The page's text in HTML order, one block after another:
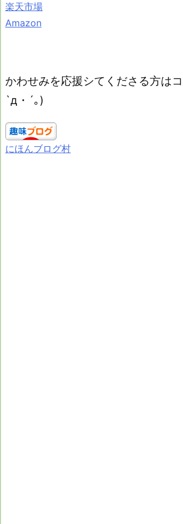
楽天市場
Amazon
かわせみを応援シてくださる方は
`д・´｡)
にほんブログ村